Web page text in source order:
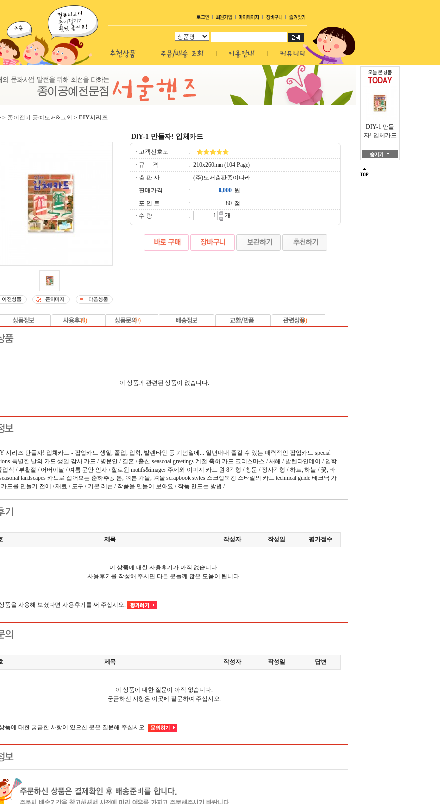
DIY-1 만들
자! 입체카드
> 종이접기.공예도서&그외 > DIY시리즈
DIY-1 만들자! 입체카드
· 고객선호도
:
· 규 격
:
210x260mm (104 Page)
· 출 판 사
:
(주)도서출판종이나라
· 판매가격
:
원
· 포 인 트
:
점
· 수 량
: 개
(0) (0) (0)
이 상품과 관련된 상품이 없습니다.
시리즈 만들자! 입체카드 - 팝업카드 생일, 졸업, 입학, 발렌타인 등 기념일에... 일년내내 즐길 수 있는 매력적인 팝업카드 special
특별한 날의 카드 생일 감사 카드 / 병문안 / 결혼 / 출산 seasonal greetings 계절 축하 카드 크리스마스 / 새해 / 발렌타인데이 / 입학
업식 / 부활절 / 어버이날 / 여름 문안 인사 / 할로윈 motifs&images 주제와 이미지 카드 원 8각형 / 창문 / 정사각형 / 하트, 하늘 / 꽃, 바
landscapes 카드로 접어보는 춘하추동 봄, 여름 가을, 겨울 scrapbook styles 스크랩북킹 스타일의 카드 technical guide 테크닉 가
드를 만들기 전에 / 재료 / 도구 / 기본 레슨 / 작품을 만들어 보아요 / 작품 만드는 방법 /
제목 작성자 작성일 평가점수
이 상품에 대한 사용후기가 아직 없습니다.
사용후기를 작성해 주시면 다른 분들께 많은 도움이 됩니다.
품을 사용해 보셨다면 사용후기를 써 주십시오.
제목 작성자 작성일 답변
이 상품에 대한 질문이 아직 없습니다.
궁금하신 사항은 이곳에 질문하여 주십시오.
품에 대한 궁금한 사항이 있으신 분은 질문해 주십시오.